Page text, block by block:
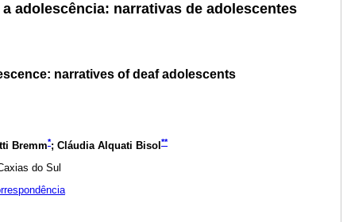
adolescência: narrativas de adolescentes
narratives of deaf adolescents
Bremm*; Cláudia Alquati Bisol**
do Sul